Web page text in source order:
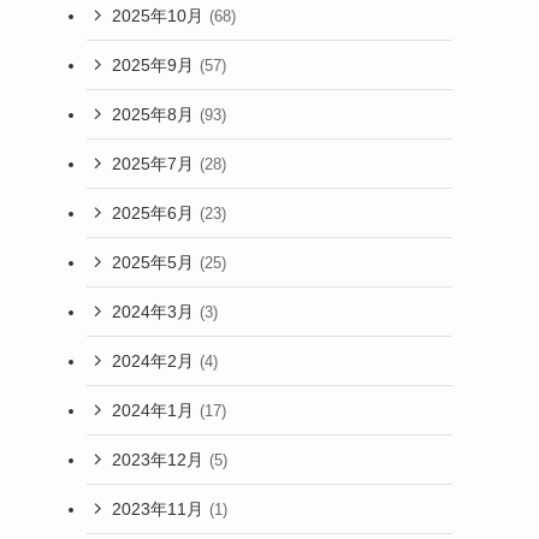
2025年10月 (68)
2025年9月 (57)
2025年8月 (93)
2025年7月 (28)
2025年6月 (23)
2025年5月 (25)
2024年3月 (3)
2024年2月 (4)
2024年1月 (17)
2023年12月 (5)
2023年11月 (1)